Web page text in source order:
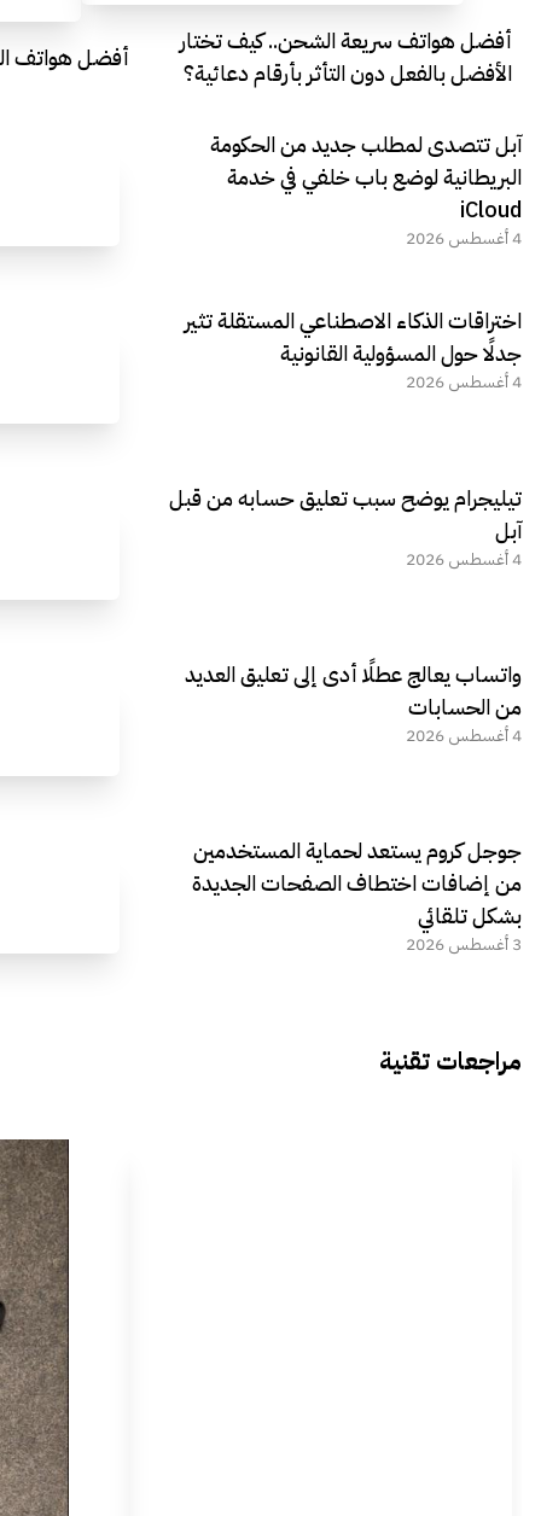
أفضل هواتف سريعة الشحن.. كيف تختار
الأفضل بالفعل دون التأثر بأرقام دعائية؟
أفضل هواتف
آبل تتصدى لمطلب جديد من الحكومة
البريطانية لوضع باب خلفي في خدمة
iCloud
4 أغسطس 2026
اختراقات الذكاء الاصطناعي المستقلة تثير
جدلًا حول المسؤولية القانونية
4 أغسطس 2026
تيليجرام يوضح سبب تعليق حسابه من قبل
آبل
4 أغسطس 2026
واتساب يعالج عطلًا أدى إلى تعليق العديد
من الحسابات
4 أغسطس 2026
جوجل كروم يستعد لحماية المستخدمين
من إضافات اختطاف الصفحات الجديدة
بشكل تلقائي
3 أغسطس 2026
مراجعات تقنية